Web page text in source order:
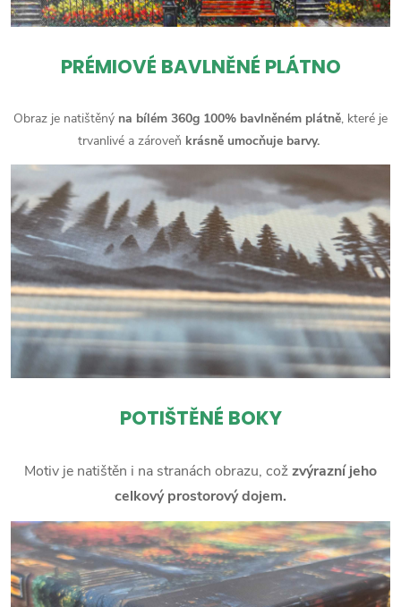
PRÉMIOVÉ BAVLNĚNÉ PLÁTNO
Obraz je natištěný na bílém 360g 100% bavlněném plátně, které je
trvanlivé a zároveň krásně umocňuje barvy.
POTIŠTĚNÉ BOKY
Motiv je natištěn i na stranách obrazu, cožzvýrazní jeho
celkový prostorový dojem.